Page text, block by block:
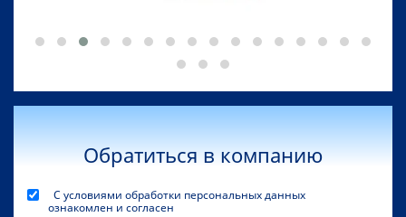
Обратиться в компанию
С условиями обработки персональных данных
ознакомлен и согласен